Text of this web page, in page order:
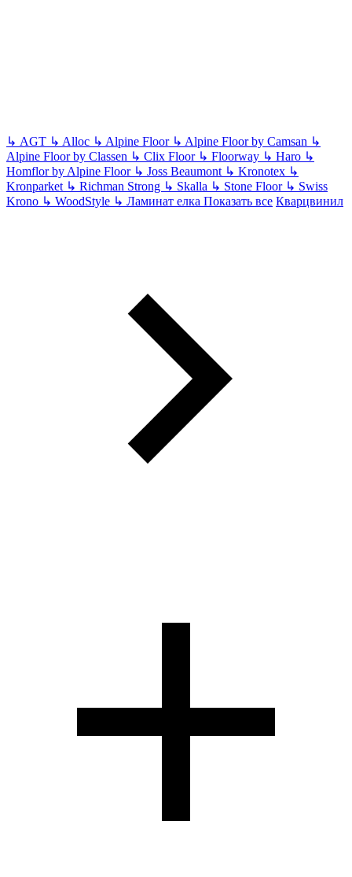
↳ AGT ↳ Alloc ↳ Alpine Floor ↳ Alpine Floor by Camsan ↳
Alpine Floor by Classen ↳ Clix Floor ↳ Floorway ↳ Haro ↳
Homflor by Alpine Floor ↳ Joss Beaumont ↳ Kronotex ↳
Kronparket ↳ Richman Strong ↳ Skalla ↳ Stone Floor ↳ Swiss
Krono ↳ WoodStyle ↳ Ламинат елка Показать все Кварцвинил